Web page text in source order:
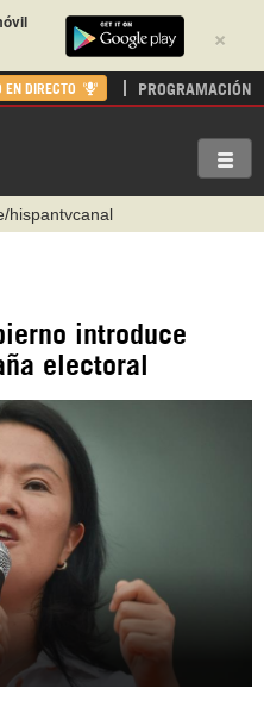
×
EN DIRECTO PROGRAMACIÓN
hispantvcanal
c/hispantv
hispan_tv
Nexolatino.Canal
@nexo_latino
nexo_latino
introduce
electoral